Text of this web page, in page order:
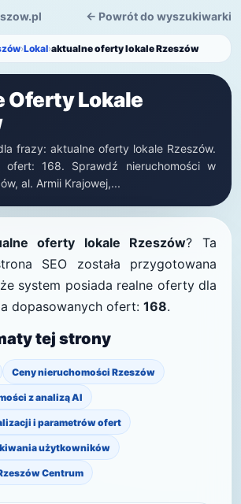
← Powrót do wyszukiwarki
›Lokal›aktualne oferty lokale Rzeszów
Oferty Lokale
frazy: aktualne oferty lokale Rzeszów.
ofert: 168. Sprawdź nieruchomości w
al. Armii Krajowej,...
oferty lokale Rzeszów? Ta
SEO została przygotowana
system posiada realne oferty dla
dopasowanych ofert: 168.
tej strony
Ceny nieruchomości Rzeszów
z analizą AI
i parametrów ofert
użytkowników
Centrum